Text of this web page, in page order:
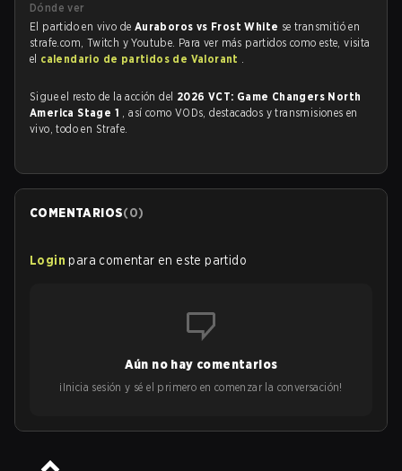
Dónde ver
El partido en vivo de Auraboros vs Frost White se transmitió en
strafe.com, Twitch y Youtube. Para ver más partidos como este, visita
el calendario de partidos de Valorant .
Sigue el resto de la acción del 2026 VCT: Game Changers North
America Stage 1 , así como VODs, destacados y transmisiones en
vivo, todo en Strafe.
COMENTARIOS(0)
Login para comentar en este partido
Aún no hay comentarios
¡Inicia sesión y sé el primero en comenzar la conversación!